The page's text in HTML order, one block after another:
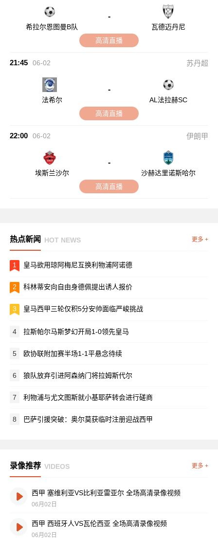
希拉尔恩图曼B队
-
瓦德迈丹尼
高清直播
21:45 06-02 苏丹超
法希尔
-
AL法拉赫SC
高清直播
22:00 06-02 伊朗甲
埃斯兰沙尔
-
沙赫达里诺斯哈尔
高清直播
热点新闻 HOT NEWS 更多 +
1 皇马欲用琼阿梅尼互换利物浦阿诺德
2 科林蒂安向自由身德佩提出诱人报价
3 皇马西甲三轮仅积5分安帅面临严峻挑战
4 拉斯帕尔马斯梦幻开局1-0领先皇马
5 欧协联附加赛半场1-1平悬念待续
6 狼队放弃引进阿森纳门将拉姆斯代尔
7 利物浦与尤文图斯就小基耶萨转会进行磋商
8 巴萨引援突破：奥尔莫获临时注册迎战西甲
录像推荐 VIDEOS 更多 +
西甲 塞维利亚VS比利亚雷亚尔 全场高清录像视频
06月02日
西甲 西班牙人VS瓦伦西亚 全场高清录像视频
06月02日